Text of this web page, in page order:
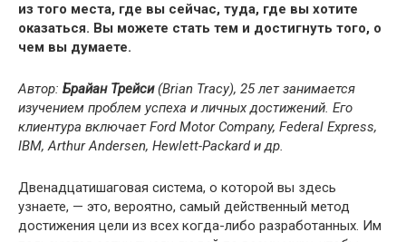
из того места, где вы сейчас, туда, где вы хотите
оказаться. Вы можете стать тем и достигнуть того, о
чем вы думаете.
Автор: Брайан Трейси(Brian Tracy), 25 лет занимается
изучением проблем успеха и личных достижений. Его
клиентура включаетFord Motor Company, Federal Express,
IBM, Arthur Andersen, Hewlett-Packardи др.
Двенадцатишаговая система, о которой вы здесь
узнаете, — это, вероятно, самый действенный метод
достижения цели из всех когда-либо разработанных. Им